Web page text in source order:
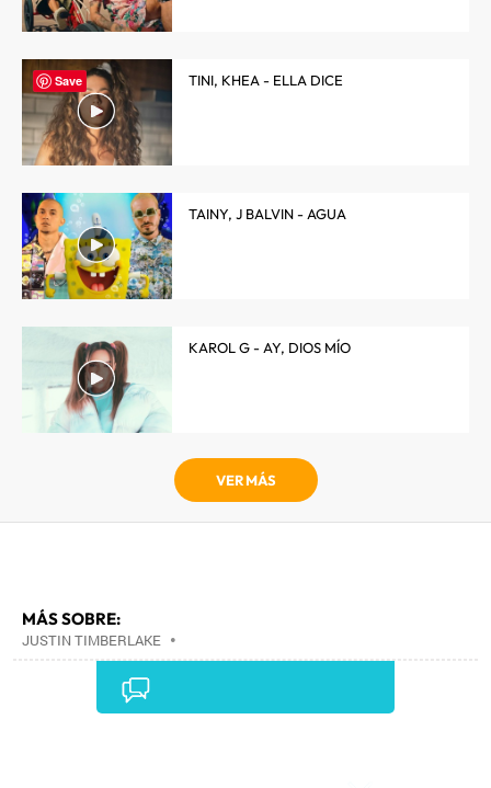
TINI, KHEA - ELLA DICE
TAINY, J BALVIN - AGUA
KAROL G - AY, DIOS MÍO
VER MÁS
MÁS SOBRE:
JUSTIN TIMBERLAKE •
Save